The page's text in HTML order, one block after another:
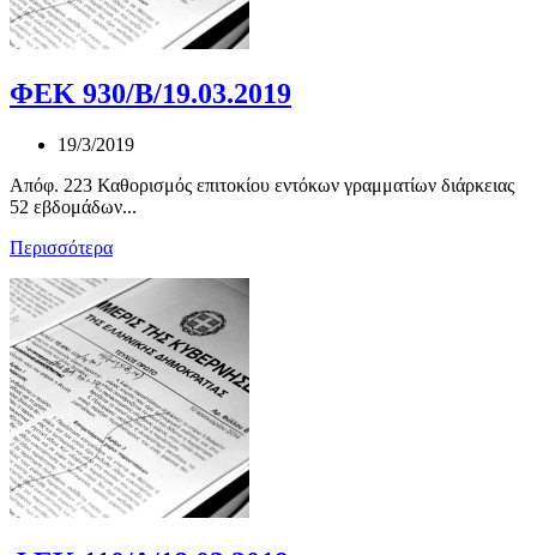
ΦΕΚ 930/Β/19.03.2019
19/3/2019
Απόφ. 223 Καθορισμός επιτοκίου εντόκων γραμματίων διάρκειας
52 εβδομάδων...
Περισσότερα